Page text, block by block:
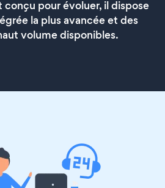
conçu pour évoluer, il dispose
la plus avancée et des
volume disponibles.